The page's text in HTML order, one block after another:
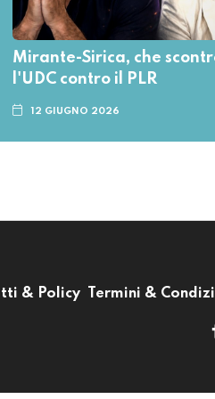
Mirante-Sirica, che
l'UDC contro il PLR
12 GIUGNO 2026
& Policy Termini &